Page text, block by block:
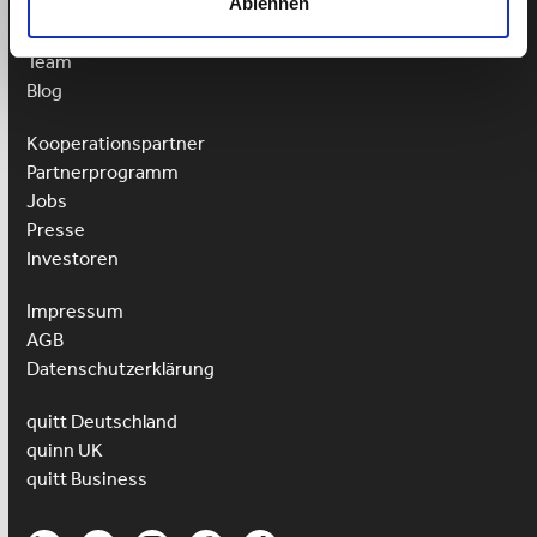
Über quitt
Team
Blog
Kooperationspartner
Partnerprogramm
Jobs
Presse
Investoren
Impressum
AGB
Datenschutzerklärung
quitt Deutschland
quinn UK
quitt Business